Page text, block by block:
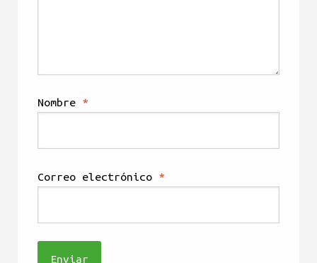
Nombre *
Correo electrónico *